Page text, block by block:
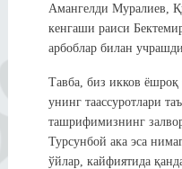
Амангелди Муралиев,
кенгаши раиси
арбоблар билан
Тавба, биз икков ёшроқ
унинг таассуротлари
ташрифимизнинг
Турсунбой ака эса
ўйлар, кайфиятида